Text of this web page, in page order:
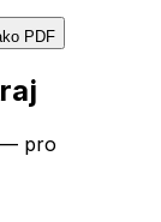
PDF
— pro